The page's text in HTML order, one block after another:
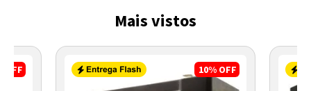
Mais vistos
OFF 10% OFF